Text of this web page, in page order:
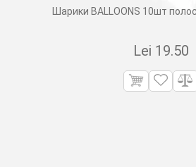
Шарики BALLOONS 10шт
Lei 19.50